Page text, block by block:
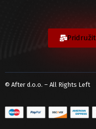
© After d.o.o. – All Rights Left